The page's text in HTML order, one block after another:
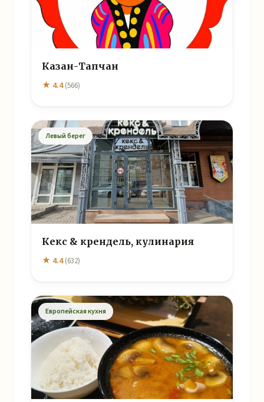
Казан-Тапчан
★ 4.4(566)
Левый берег
Кекс & крендель, кулинария
★ 4.4(632)
Европейская кухня